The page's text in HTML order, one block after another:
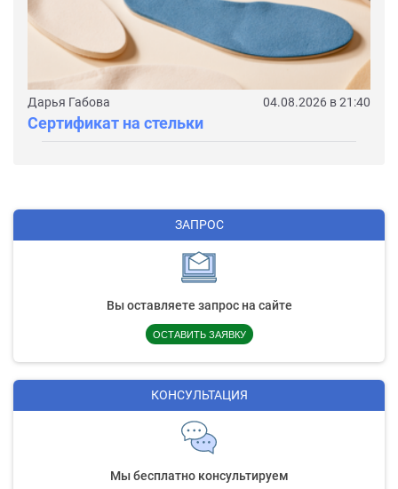
Дарья Габова 04.08.2026 в 21:40
Сертификат на стельки
ЗАПРОС
Вы оставляете запрос на сайте
ОСТАВИТЬ ЗАЯВКУ
КОНСУЛЬТАЦИЯ
Мы бесплатно консультируем